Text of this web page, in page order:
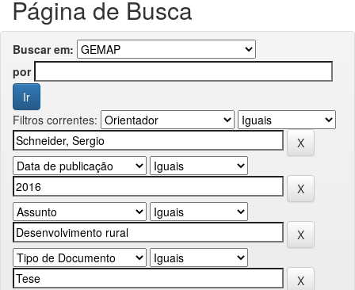
Página de Busca
Buscar em:
por
Filtros correntes: